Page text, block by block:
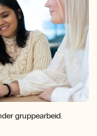
gruppearbeid.